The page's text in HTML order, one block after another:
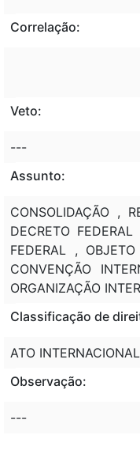
Correlação:
Veto:
---
Assunto:
CONSOLIDAÇÃO ,
DECRETO
FEDERAL ,
CONVENÇÃO
ORGANIZAÇÃO
Classificação de
ATO
Observação:
---